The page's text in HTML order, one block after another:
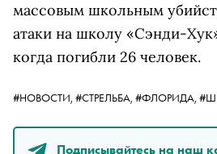
массовым школьным
атаки на школу «Сэнди-
когда погибли 26 человек.
#НОВОСТИ, #СТРЕЛЬБА, #ФЛОРИДА,
Подписывайтесь на наш